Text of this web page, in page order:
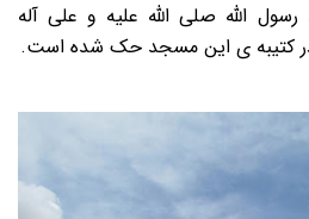
رسول الله صلی الله علیه و علی آله
در کتیبه ی این مسجد حک شده است.